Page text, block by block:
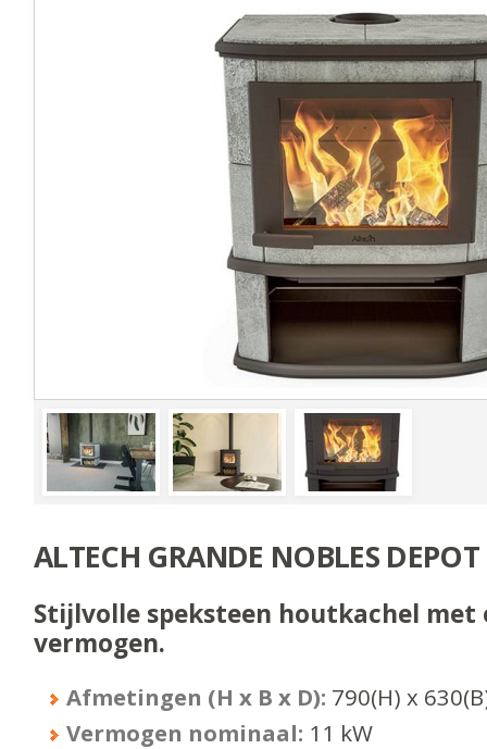
ALTECH GRANDE NOBLES DEPOT
Stijlvolle speksteen houtkachel met
vermogen.
Afmetingen (H x B x D): 790(H) x 630
Vermogen nominaal: 11 kW